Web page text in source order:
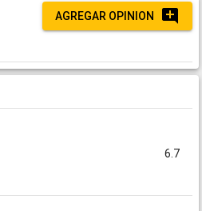
AGREGAR OPINION
6.7